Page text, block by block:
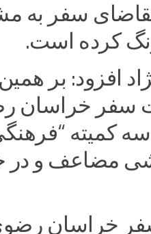
سفر به
کرده است.
افزود: بر همین
خدمات سفر
سه کمیته
مضاعف و در